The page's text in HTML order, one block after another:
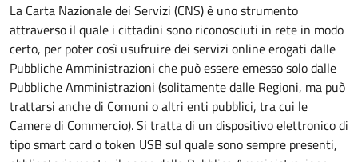
La Carta Nazionale dei Servizi (CNS) è uno strumento
attraverso il quale i cittadini sono riconosciuti in rete in modo
certo, per poter così usufruire dei servizi online erogati dalle
Pubbliche Amministrazioni che può essere emesso solo dalle
Pubbliche Amministrazioni (solitamente dalle Regioni, ma può
trattarsi anche di Comuni o altri enti pubblici, tra cui le
Camere di Commercio).Si tratta di un dispositivo elettronico di
tiposmart cardo token USB sul quale sono sempre presenti,